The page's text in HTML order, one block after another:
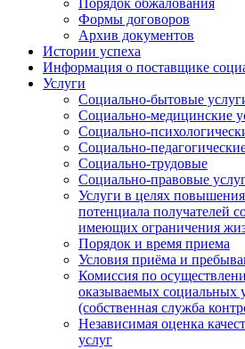
Порядок обжалования
Формы договоров
Архив документов
Истории успеха
Информация о поставщике
Услуги
Социально-бытовые
Социально-медицинские
Социально-
Социально-
Социально-трудовые
Социально-правовые
Услуги в целях
потенциала получателей
имеющих ограничения
Порядок и время приема
Условия приёма и
Комиссия по
оказываемых социальных
(собственная служба
Независимая оценка
услуг